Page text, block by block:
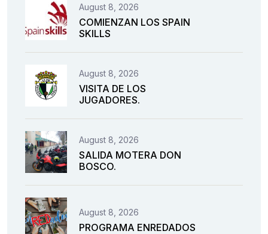
August 8, 2026
COMIENZAN LOS SPAIN
SKILLS
August 8, 2026
VISITA DE LOS
JUGADORES.
August 8, 2026
SALIDA MOTERA DON
BOSCO.
August 8, 2026
PROGRAMA ENREDADOS